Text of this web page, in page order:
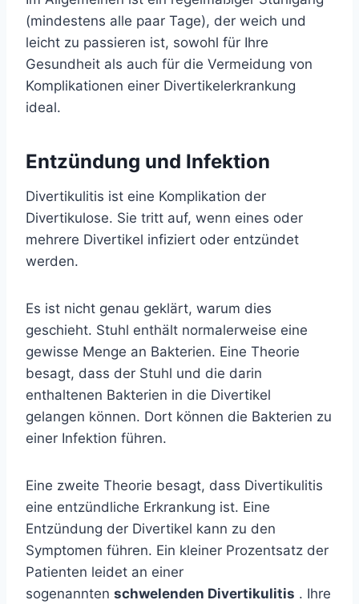
(mindestens alle paar Tage), der weich und
leicht zu passieren ist, sowohl für Ihre
Gesundheit als auch für die Vermeidung von
Komplikationen einer Divertikelerkrankung
ideal.
Entzündung und Infektion
Divertikulitis ist eine Komplikation der
Divertikulose. Sie tritt auf, wenn eines oder
mehrere Divertikel infiziert oder entzündet
werden.
Es ist nicht genau geklärt, warum dies
geschieht. Stuhl enthält normalerweise eine
gewisse Menge an Bakterien. Eine Theorie
besagt, dass der Stuhl und die darin
enthaltenen Bakterien in die Divertikel
gelangen können. Dort können die Bakterien zu
einer Infektion führen.
Eine zweite Theorie besagt, dass Divertikulitis
eine entzündliche Erkrankung ist. Eine
Entzündung der Divertikel kann zu den
Symptomen führen. Ein kleiner Prozentsatz der
Patienten leidet an einer
sogenannten schwelenden Divertikulitis . Ihre